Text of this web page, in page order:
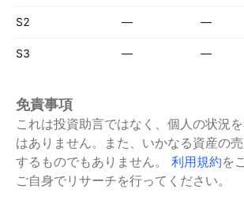
S2 — —
S3 — —
免責事項
これは投資助言ではなく、個人の状況
はありません。また、いかなる資産の
するものでもありません。
利用規約を
ご自身でリサーチを行ってください。